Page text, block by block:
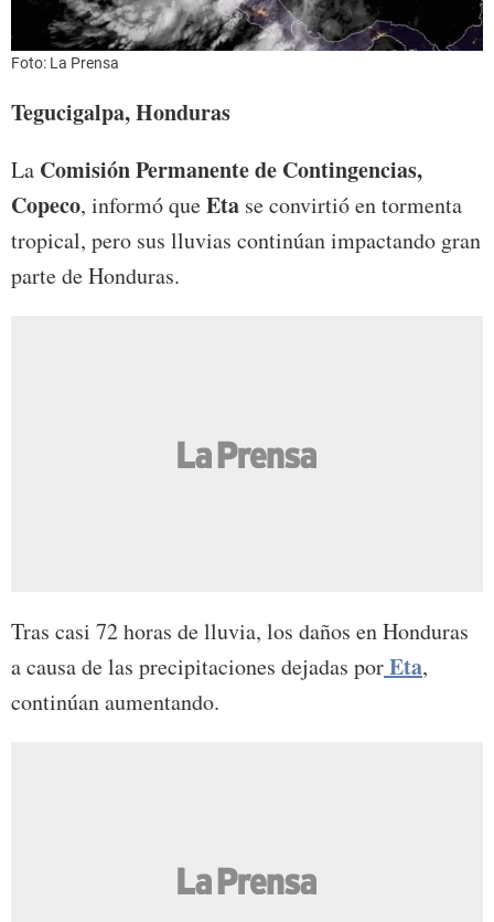
Foto: La Prensa
Tegucigalpa, Honduras
La Comisión Permanente de Contingencias,
Copeco, informó queEta se convirtió en tormenta
tropical, pero sus lluvias continúan impactando gran
parte de Honduras.
Tras casi 72 horas de lluvia, los daños en Honduras
a causa de las precipitaciones dejadas porEta,
continúan aumentando.